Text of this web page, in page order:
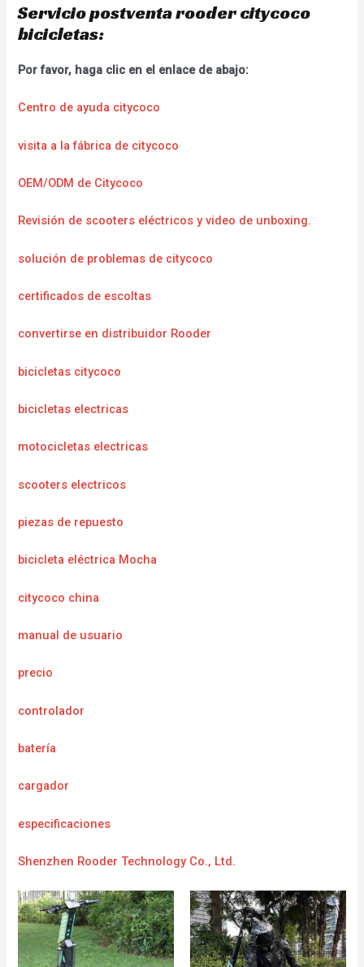
Servicio postventa rooder citycoco
bicicletas:
Por favor, haga clic en el enlace de abajo:
Centro de ayuda citycoco
visita a la fábrica de citycoco
OEM/ODM de Citycoco
Revisión de scooters eléctricos y video de unboxing.
solución de problemas de citycoco
certificados de escoltas
convertirse en distribuidor Rooder
bicicletas citycoco
bicicletas electricas
motocicletas electricas
scooters electricos
piezas de repuesto
bicicleta eléctrica Mocha
citycoco china
manual de usuario
precio
controlador
batería
cargador
especificaciones
Shenzhen Rooder Technology Co., Ltd.